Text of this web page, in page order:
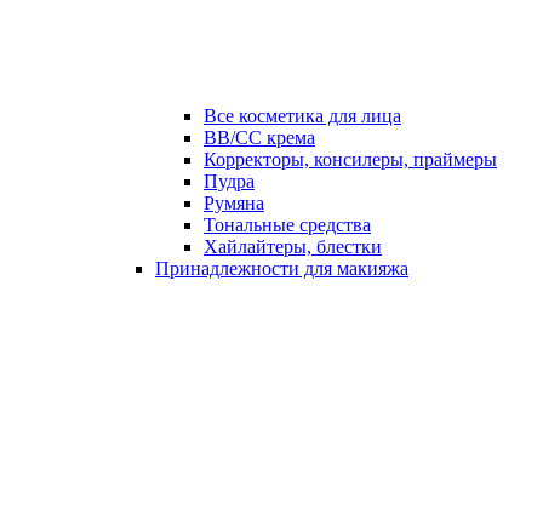
Все косметика для лица
ВВ/СС крема
Корректоры, консилеры, праймеры
Пудра
Румяна
Тональные средства
Хайлайтеры, блестки
Принадлежности для макияжа